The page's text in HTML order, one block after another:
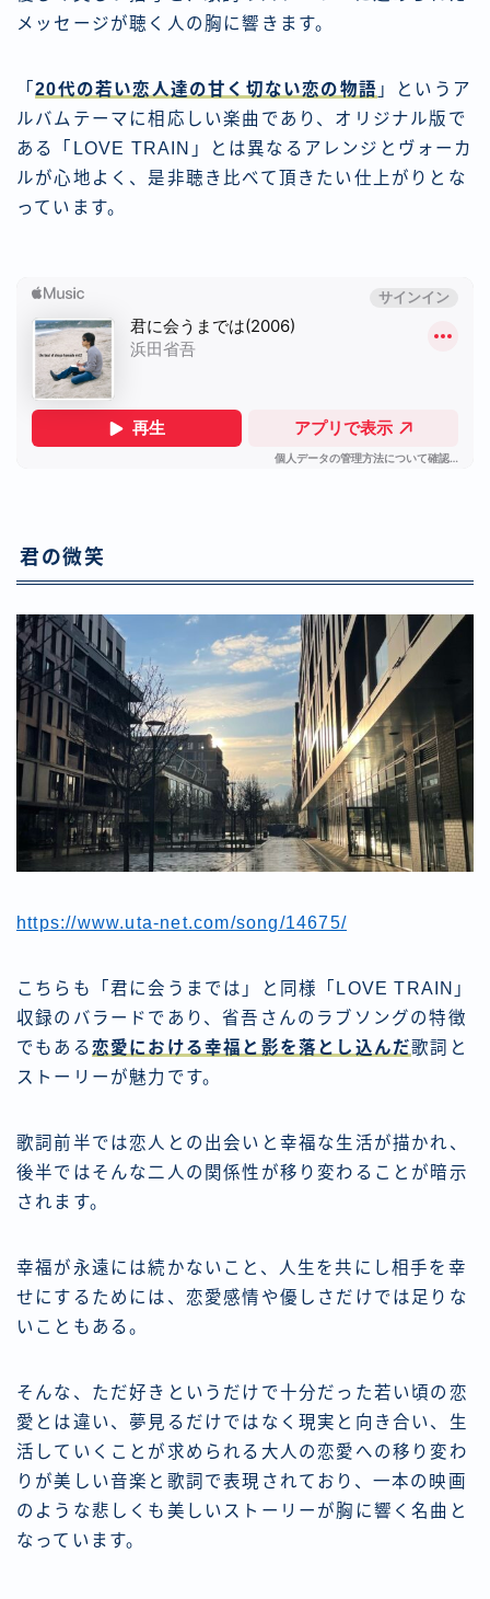
メッセージが聴く人の胸に響きます。
「20代の若い恋人達の甘く切ない恋の物語 」というア
ルバムテーマに相応しい楽曲であり、オリジナル版で
ある「LOVE TRAIN」とは異なるアレンジとヴォーカ
ルが心地よく、是非聴き比べて頂きたい仕上がりとな
っています。
君の微笑
https://www.uta-net.com/song/14675/
こちらも「君に会うまでは」と同様「LOVE TRAIN」
収録のバラードであり、省吾さんのラブソングの特徴
でもある恋愛における幸福と影を落とし込んだ歌詞と
ストーリーが魅力です。
歌詞前半では恋人との出会いと幸福な生活が描かれ、
後半ではそんな二人の関係性が移り変わることが暗示
されます。
幸福が永遠には続かないこと、人生を共にし相手を幸
せにするためには、恋愛感情や優しさだけでは足りな
いこともある。
そんな、ただ好きというだけで十分だった若い頃の恋
愛とは違い、夢見るだけではなく現実と向き合い、生
活していくことが求められる大人の恋愛への移り変わ
りが美しい音楽と歌詞で表現されており、一本の映画
のような悲しくも美しいストーリーが胸に響く名曲と
なっています。